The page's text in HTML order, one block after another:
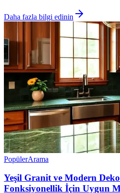
Daha fazla bilgi edinin
PopülerArama
Yeşil Granit ve Modern
Fonksiyonellik İçin Uygun